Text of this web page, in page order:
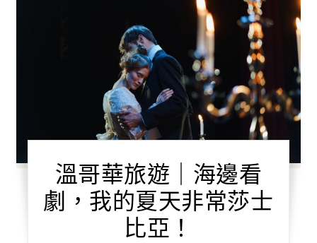
溫哥華旅遊｜海邊看
劇，我的夏天非常莎士
比亞！